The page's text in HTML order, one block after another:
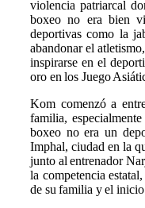
violencia patriarcal
boxeo no era bien
deportivas como la
abandonar el
inspirarse en el
oro en los Juego
Kom comenzó a
familia,
boxeo no era un
Imphal, ciudad en la
junto al entrenador
la competencia
de su familia y el